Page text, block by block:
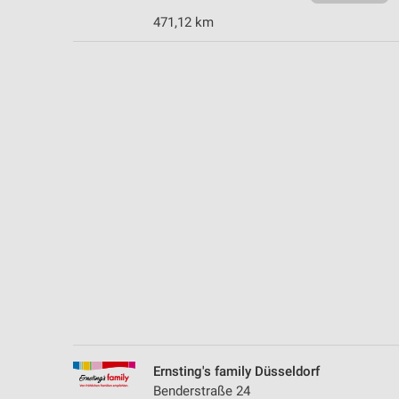
471,12 km
Ernsting's family Düsseldorf
Benderstraße 24
Funktional